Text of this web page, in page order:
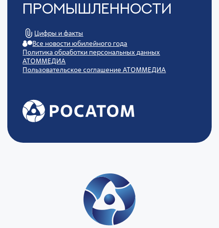
Промышленности
Цифры и факты
Все новости юбилейного года
Политика обработки персональных данных
АТОММЕДИА
Пользовательское соглашение АТОММЕДИА